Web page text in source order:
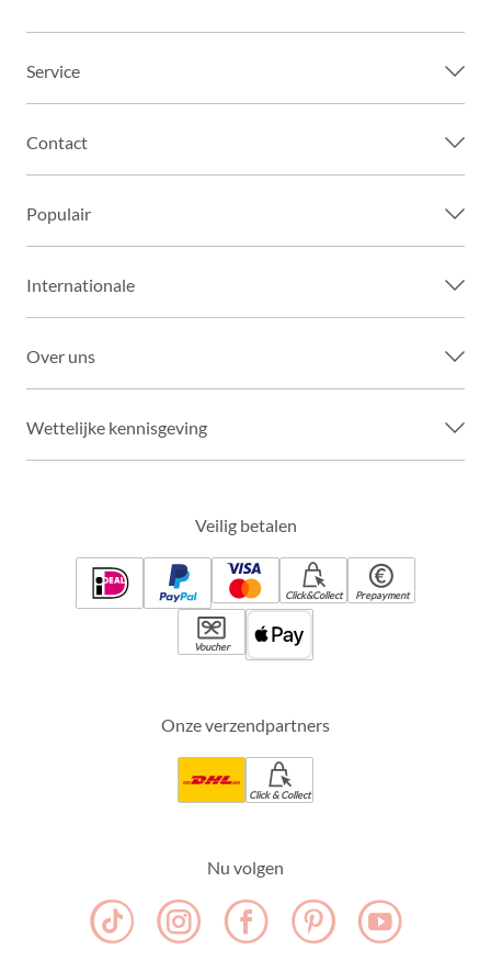
Service
Contact
Populair
Internationale
Over uns
Wettelijke kennisgeving
Veilig betalen
Click&Collect Prepayment
Voucher
Onze verzendpartners
Click & Collect
Nu volgen